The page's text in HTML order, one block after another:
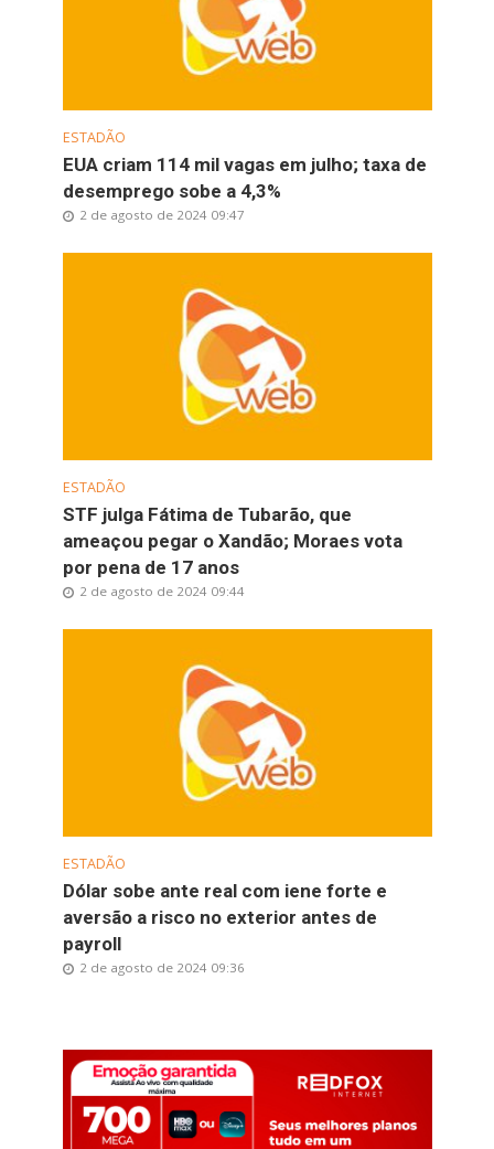
ESTADÃO
EUA criam 114 mil vagas em julho; taxa de
desemprego sobe a 4,3%
2 de agosto de 2024 09:47
ESTADÃO
STF julga Fátima de Tubarão, que
ameaçou pegar o Xandão; Moraes vota
por pena de 17 anos
2 de agosto de 2024 09:44
ESTADÃO
Dólar sobe ante real com iene forte e
aversão a risco no exterior antes de
payroll
2 de agosto de 2024 09:36